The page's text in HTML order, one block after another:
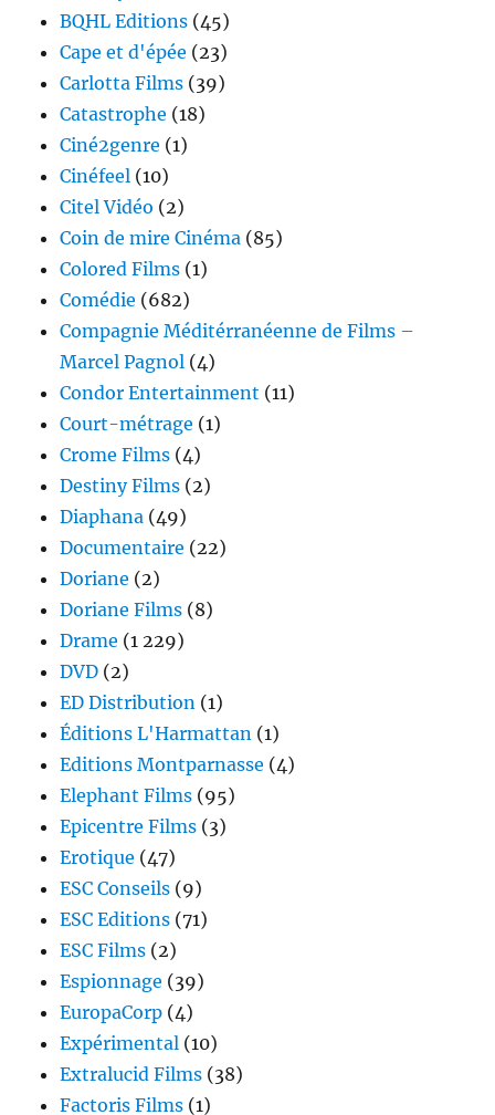
BQHL Editions (45)
Cape et d'épée (23)
Carlotta Films (39)
Catastrophe (18)
Ciné2genre (1)
Cinéfeel (10)
Citel Vidéo (2)
Coin de mire Cinéma (85)
Colored Films (1)
Comédie (682)
Compagnie Méditérranéenne de Films –
Marcel Pagnol (4)
Condor Entertainment (11)
Court-métrage (1)
Crome Films (4)
Destiny Films (2)
Diaphana (49)
Documentaire (22)
Doriane (2)
Doriane Films (8)
Drame (1 229)
DVD (2)
ED Distribution (1)
Éditions L'Harmattan (1)
Editions Montparnasse (4)
Elephant Films (95)
Epicentre Films (3)
Erotique (47)
ESC Conseils (9)
ESC Editions (71)
ESC Films (2)
Espionnage (39)
EuropaCorp (4)
Expérimental (10)
Extralucid Films (38)
Factoris Films (1)